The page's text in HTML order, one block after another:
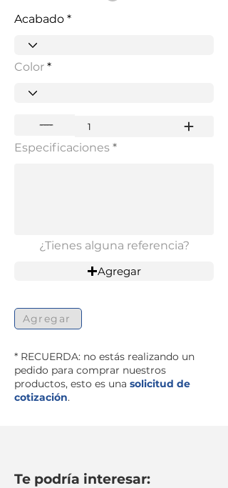
Acabado
Color
Especificaciones
¿Tienes alguna referencia?
Agregar
Agregar
* RECUERDA: no estás realizando un
pedido para comprar nuestros
productos, esto es una solicitud de
cotización.
Te podría interesar: